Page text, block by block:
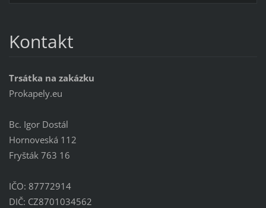
Kontakt
Trsátka na zakázku
Prokapely.eu
Bc. Igor Dostál
Hornoveská 112
Fryšták 763 16
IČO: 87772914
DIČ: CZ8701034562